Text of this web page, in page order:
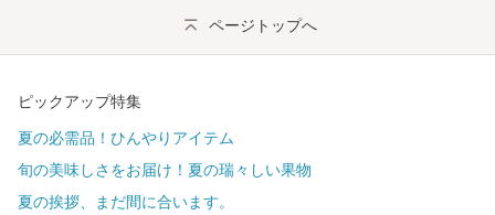
ページトップへ
ピックアップ特集
夏の必需品！ひんやりアイテム
旬の美味しさをお届け！夏の瑞々しい果物
夏の挨拶、まだ間に合います。